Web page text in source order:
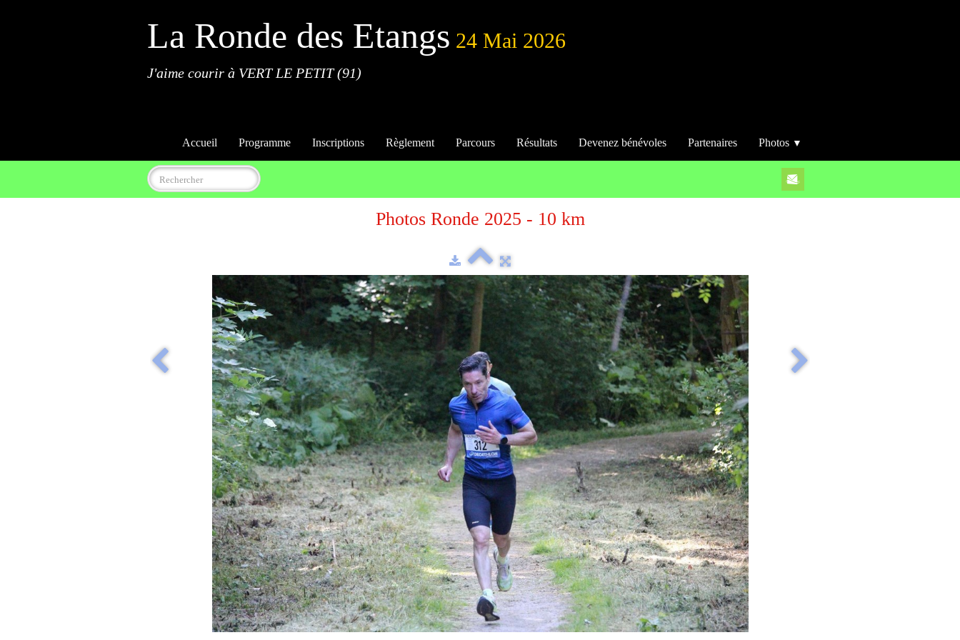
La Ronde des Etangs 24 Mai 2026
J'aime courir à VERT LE PETIT (91)
Accueil Programme Inscriptions Règlement Parcours Résultats Devenez bénévoles Partenaires Photos ▼
Photos Ronde 2025 - 10 km